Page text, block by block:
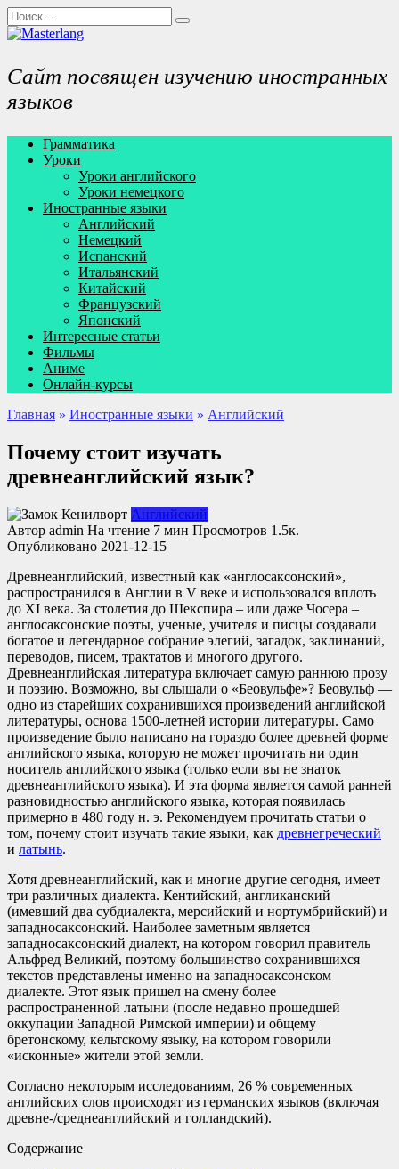
Перейти
к
содержанию
Search
for:
Сайт посвящен изучению иностранных
языков
Грамматика
Уроки
Уроки английского
Уроки немецкого
Иностранные языки
Английский
Немецкий
Испанский
Итальянский
Китайский
Французский
Японский
Интересные статьи
Фильмы
Аниме
Онлайн-курсы
Главная » Иностранные языки » Английский
Почему стоит изучать
древнеанглийский язык?
Английский
Автор admin На чтение 7 мин Просмотров 1.5к.
Опубликовано 2021-12-15
Древнеанглийский, известный как «англосаксонский»,
распространился в Англии в V веке и использовался вплоть
до XI века. За столетия до Шекспира – или даже Чосера –
англосаксонские поэты, ученые, учителя и писцы создавали
богатое и легендарное собрание элегий, загадок, заклинаний,
переводов, писем, трактатов и многого другого.
Древнеанглийская литература включает самую раннюю прозу
и поэзию. Возможно, вы слышали о «Беовульфе»? Беовульф —
одно из старейших сохранившихся произведений английской
литературы, основа 1500-летней истории литературы. Само
произведение было написано на гораздо более древней форме
английского языка, которую не может прочитать ни один
носитель английского языка (только если вы не знаток
древнеанглийского языка). И эта форма является самой ранней
разновидностью английского языка, которая появилась
примерно в 480 году н. э. Рекомендуем прочитать статьи о
том, почему стоит изучать такие языки, как древнегреческий
и латынь.
Хотя древнеанглийский, как и многие другие сегодня, имеет
три различных диалекта. Кентийский, англиканский
(имевший два субдиалекта, мерсийский и нортумбрийский) и
западносаксонский. Наиболее заметным является
западносаксонский диалект, на котором говорил правитель
Альфред Великий, поэтому большинство сохранившихся
текстов представлены именно на западносаксонском
диалекте. Этот язык пришел на смену более
распространенной латыни (после недавно прошедшей
оккупации Западной Римской империи) и общему
бретонскому, кельтскому языку, на котором говорили
«исконные» жители этой земли.
Согласно некоторым исследованиям, 26 % современных
английских слов происходят из германских языков (включая
древне-/среднеанглийский и голландский).
Содержание